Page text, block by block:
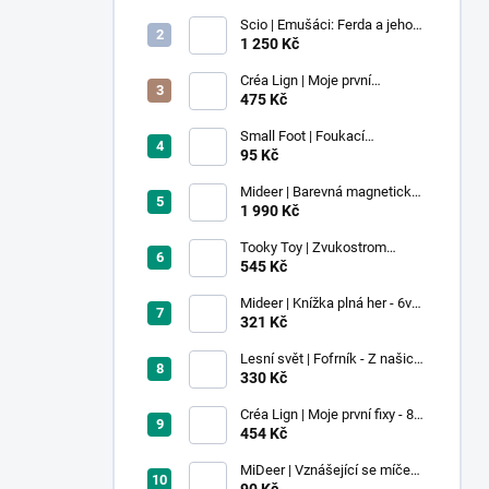
Scio | Emušáci: Ferda a jeho
mouchy (1. díl)
1 250 Kč
Créa Lign | Moje první
voskovky - 9 ks
475 Kč
Small Foot | Foukací
lokomotiva s balonkem 1 ks
95 Kč
Mideer | Barevná magnetická
stavebnice - 100 ks
1 990 Kč
Tooky Toy | Zvukostrom
Pastel
545 Kč
Mideer | Knížka plná her - 6v1 -
Dobrodružství v muzeu
321 Kč
Lesní svět | Fofrník - Z našich
lesů
330 Kč
Créa Lign | Moje první fixy - 8
ks
454 Kč
MiDeer | Vznášející se míček -